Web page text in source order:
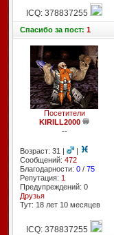
ICQ: 378837255
Спасибоза пост: 1
Посетители
KIRILL2000
--
Возраст: 31 |
|
Сообщений: 472
Благодарности: 0/ 75
Репутация: 1
Предупреждений: 0
Друзья
Тут: 18 лет 10 месяцев
ICQ: 378837255